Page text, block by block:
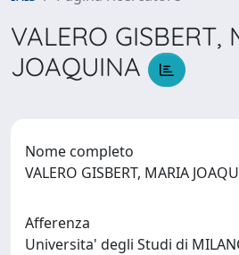
VALERO GISBERT,
JOAQUINA
Nome completo
VALERO GISBERT, MARIA
Afferenza
Universita' degli Studi di